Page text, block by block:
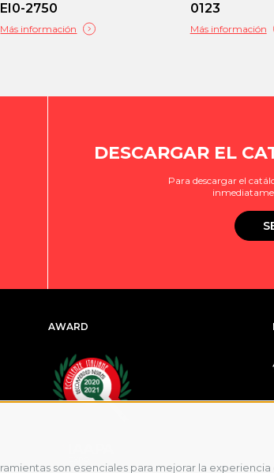
son esenciales para mejorar la
EI0-2750
Más información
0123
Más información
DESCARGAR EL
Para descargar el
AWARD